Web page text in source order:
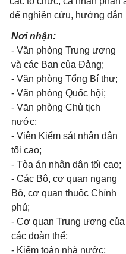
để nghiên cứu, hướng dẫn
Nơi nhận:
- Văn phòng Trung ương
và các Ban của Đảng;
- Văn phòng Tổng Bí thư;
- Vãn phòng Quốc hội;
- Văn phòng Chủ tịch
nước;
- Viện Kiểm sát nhân dân
tối cao;
- Tòa án nhân dân tối cao;
- Các Bộ, cơ quan ngang
Bộ, cơ quan thuộc Chính
phủ;
- Cơ quan Trung ương của
các đoàn thể;
- Kiểm toán nhà nước;